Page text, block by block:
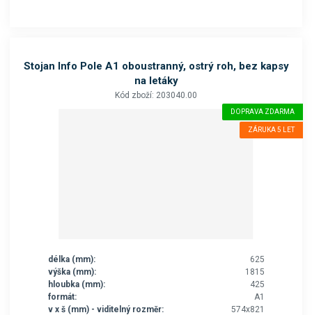
Stojan Info Pole A1 oboustranný, ostrý roh, bez kapsy
na letáky
Kód zboží: 203040.00
DOPRAVA ZDARMA
ZÁRUKA 5 LET
délka (mm):
625
výška (mm):
1815
hloubka (mm):
425
formát:
A1
v x š (mm) - viditelný rozměr:
574x821